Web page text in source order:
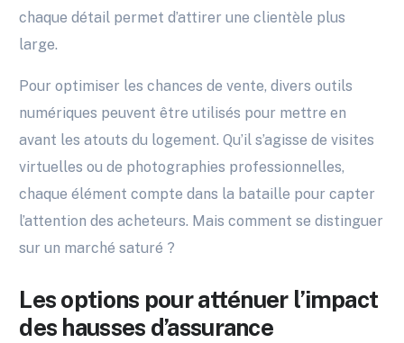
chaque détail permet d’attirer une clientèle plus
large.
Pour optimiser les chances de vente, divers outils
numériques peuvent être utilisés pour mettre en
avant les atouts du logement. Qu’il s’agisse de visites
virtuelles ou de photographies professionnelles,
chaque élément compte dans la bataille pour capter
l’attention des acheteurs. Mais comment se distinguer
sur un marché saturé ?
Les options pour atténuer l’impact
des hausses d’assurance